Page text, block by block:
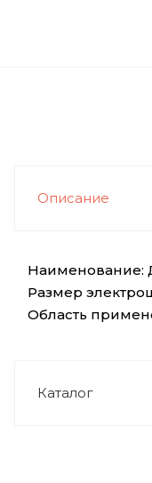
Описание
Наименование:
Размер
Область
Каталог